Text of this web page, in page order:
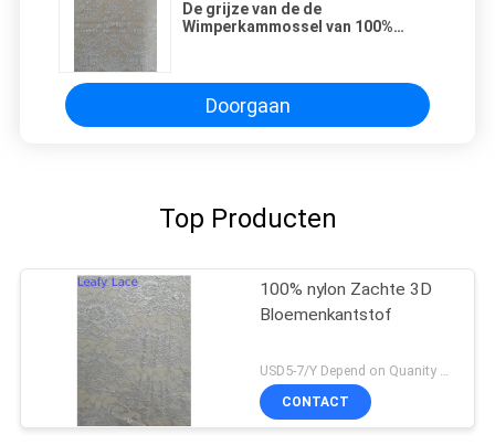
De grijze van de de
Wimperkammossel van 100%
Doorgaan
Top Producten
100% nylon Zachte 3D
Bloemenkantstof
USD5-7/Y Depend on Quanity MOQ:10yards
CONTACT